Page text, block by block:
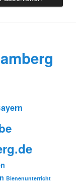
Bienenunterricht